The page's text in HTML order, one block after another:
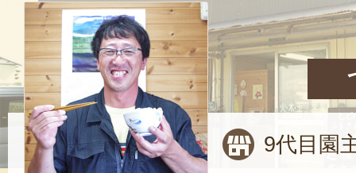
9代目園